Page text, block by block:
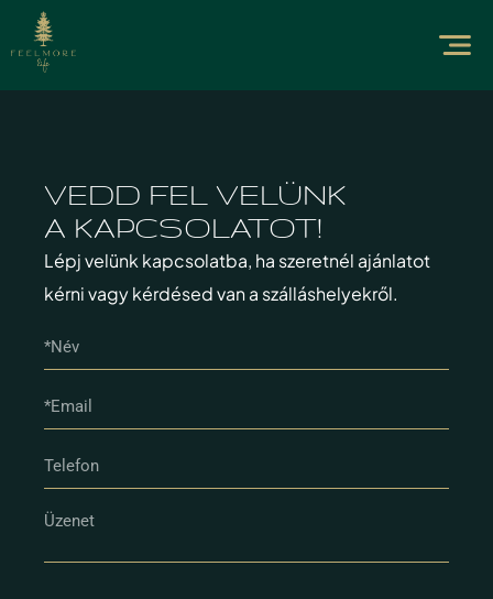
VEDD FEL VELÜNK
A KAPCSOLATOT!
Lépj velünk kapcsolatba, ha szeretnél ajánlatot
kérni vagy kérdésed van a szálláshelyekről.